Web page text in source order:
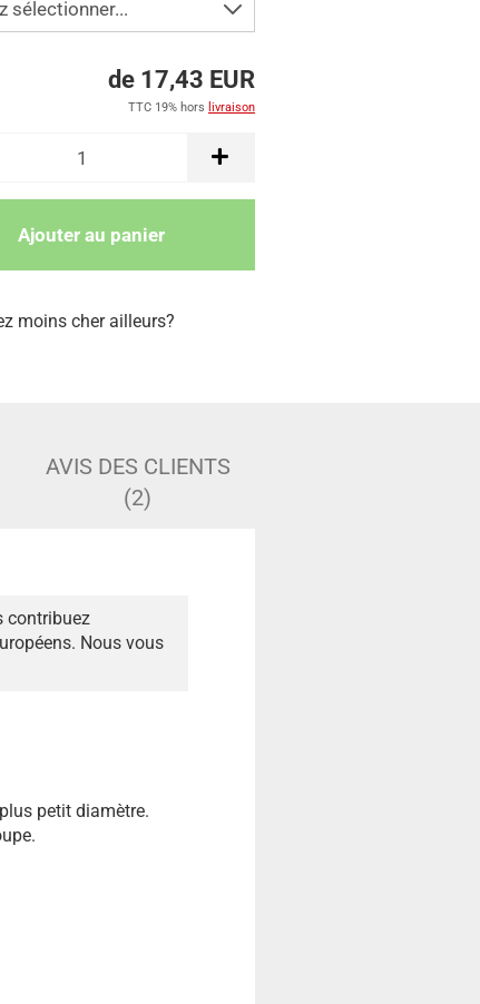
de 17,43 EUR
TTC 19% hors livraison
Ajouter au panier
moins cher ailleurs?
AVIS DES CLIENTS
(2)
contribuez
Nous vous
petit diamètre.